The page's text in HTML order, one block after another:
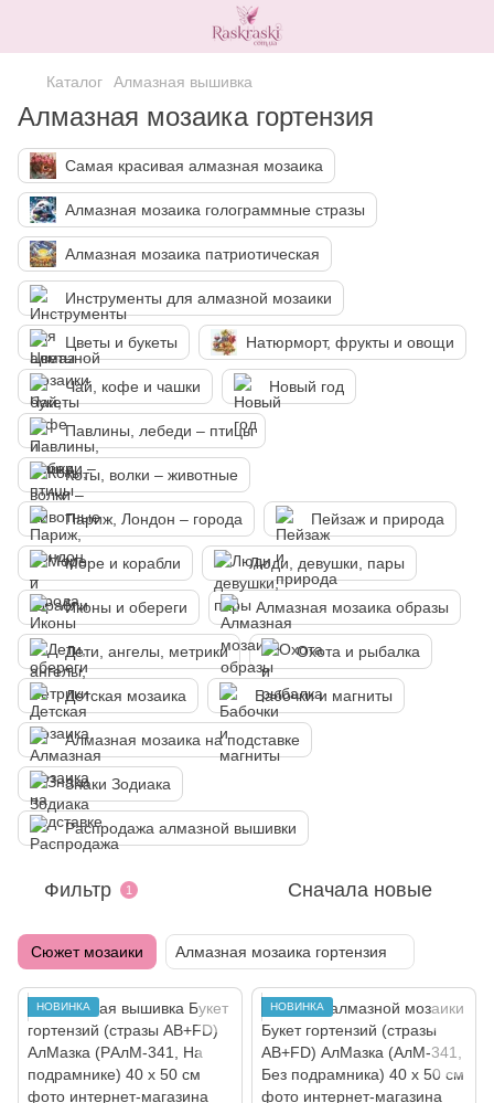
Каталог Алмазная вышивка
Алмазная мозаика гортензия
Самая красивая алмазная мозаика
Алмазная мозаика голограммные стразы
Алмазная мозаика патриотическая
Инструменты для алмазной мозаики
Цветы и букеты Натюрморт, фрукты и овощи
Чай, кофе и чашки Новый год
Павлины, лебеди – птицы
Коты, волки – животные
Париж, Лондон – города Пейзаж и природа
Море и корабли Люди, девушки, пары
Иконы и обереги Алмазная мозаика образы
Дети, ангелы, метрики Охота и рыбалка
Детская мозаика Бабочки и магниты
Алмазная мозаика на подставке
Знаки Зодиака
Распродажа алмазной вышивки
Фильтр 1 Сначала новые
Сюжет мозаики Алмазная мозаика гортензия
НОВИНКА НОВИНКА